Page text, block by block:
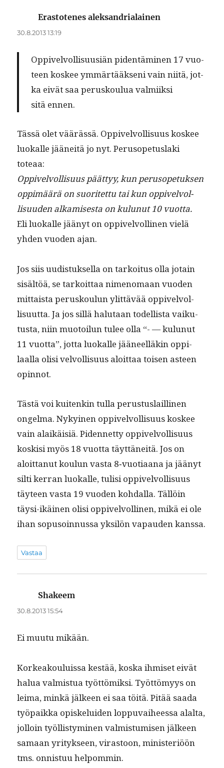
Erastotenes aleksandrialainen
30.8.2013 13:19
Oppivelvol­lisu­usiän piden­tämi­nen 17 vuo­
teen kos­kee ymmärtääk­seni vain niitä, jot­
ka eivät saa perusk­oulua valmi­ik­si
sitä ennen.
Tässä olet väärässä. Oppivelvol­lisu­us kos­kee
luokalle jääneitä jo nyt. Peru­sope­tus­la­ki
toteaa:
Oppivelvol­lisu­us päät­tyy, kun peru­sopetuk­sen
oppimäärä on suoritet­tu tai kun oppivelvol­
lisu­u­den alka­mis­es­ta on kulunut 10 vuotta.
Eli luokalle jäänyt on oppivelvolli­nen vielä
yhden vuo­den ajan.
Jos siis uud­is­tuk­sel­la on tarkoi­tus olla jotain
sisältöä, se tarkoit­taa nimeno­maan vuo­den
mit­taista perusk­oulun ylit­tävää oppivelvol­
lisu­ut­ta. Ja jos sil­lä halu­taan todel­lista vaiku­
tus­ta, niin muo­toilun tulee olla “- — kulunut
11 vuot­ta”, jot­ta luokalle jääneel­läkin oppi­
laal­la olisi velvol­lisu­us aloit­taa toisen asteen
opinnot.
Tästä voi kuitenkin tul­la perus­tus­lailli­nen
ongel­ma. Nykyi­nen oppivelvol­lisu­us kos­kee
vain alaikäisiä. Piden­net­ty oppivelvol­lisu­us
koskisi myös 18 vuot­ta täyt­täneitä. Jos on
aloit­tanut koulun vas­ta 8‑vuotiaana ja jäänyt
silti ker­ran luokalle, tulisi oppivelvol­lisu­us
täy­teen vas­ta 19 vuo­den kohdal­la. Täl­löin
täysi-ikäi­nen olisi oppivelvolli­nen, mikä ei ole
ihan sopu­soin­nus­sa yksilön vapau­den kanssa.
Vastaa
Shakeem
30.8.2013 15:54
Ei muu­tu mikään.
Korkeak­ouluis­sa kestää, kos­ka ihmiset eivät
halua valmis­tua työt­tömik­si. Työt­tömyys on
leima, minkä jäl­keen ei saa töitä. Pitää saa­da
työ­paik­ka opiskelu­iden lop­pu­vai­heessa alal­ta,
jol­loin työl­listymi­nen valmis­tu­misen jäl­keen
samaan yri­tyk­seen, viras­toon, min­is­ter­iöön
tms. onnis­tuu helpommin.